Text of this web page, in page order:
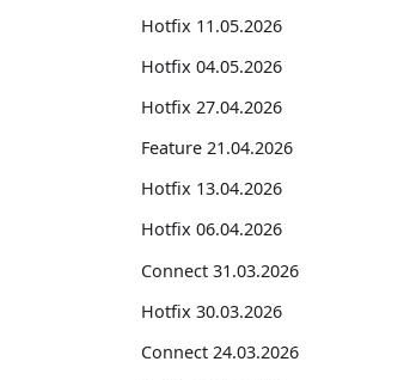
Hotfix 11.05.2026
Hotfix 04.05.2026
Hotfix 27.04.2026
Feature 21.04.2026
Hotfix 13.04.2026
Hotfix 06.04.2026
Connect 31.03.2026
Hotfix 30.03.2026
Connect 24.03.2026